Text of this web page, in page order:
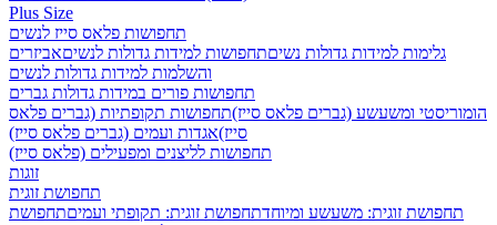
Plus Size
תחפושות פלאס סייז לנשים
גלימות למידות גדולות נשיםתחפושות למידות גדולות לנשיםאביזרים
והשלמות למידות גדולות לנשים
תחפושות פורים במידות גדולות גברים
הומוריסטי ומשעשע (גברים פלאס סייז)תחפושות תקופתיות (גברים פלאס
סייז)אגדות ועמים (גברים פלאס סייז)
תחפושות לליצנים ומפעילים (פלאס סייז)
זוגות
תחפושת זוגית
תחפושת זוגית: משעשע ומיוחדתחפושת זוגית: תקופתי ועמיםתחפושת